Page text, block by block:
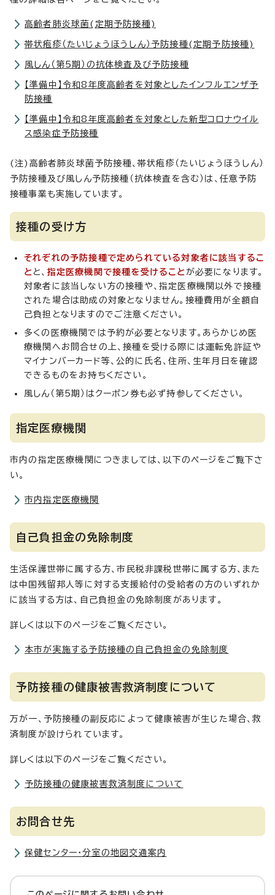
高齢者肺炎球菌(定期予防接種)
帯状疱疹（たいじょうほうしん）予防接種(定期予防接種)
風しん（第5期）の抗体検査及び予防接種
【準備中】令和8年度高齢者を対象としたインフルエンザ予
防接種
【準備中】令和8年度高齢者を対象とした新型コロナウイル
ス感染症予防接種
(注)高齢者肺炎球菌予防接種、帯状疱疹（たいじょうほうしん）
予防接種及び風しん予防接種（抗体検査を含む）は、任意予防
接種事業も実施しています。
接種の受け方
それぞれの予防接種で定められている対象者に該当するこ
と と、 指定医療機関で接種を受けること が必要になります。
対象者に該当しない方の接種や、指定医療機関以外で接種
された場合は助成の対象となりません。接種費用が全額自
己負担となりますのでご注意ください。
多くの医療機関では予約が必要となります。あらかじめ医
療機関へお問合せの上、接種を受ける際には運転免許証や
マイナンバーカード等、公的に氏名、住所、生年月日を確認
できるものをお持ちください。
風しん（第5期）はクーポン券も必ず持参してください。
指定医療機関
市内の指定医療機関につきましては、以下のページをご覧下さ
い。
市内指定医療機関
自己負担金の免除制度
生活保護世帯に属する方、市民税非課税世帯に属する方、また
は中国残留邦人等に対する支援給付の受給者の方のいずれか
に該当する方は、自己負担金の免除制度があります。
詳しくは以下のページをご覧ください。
本市が実施する予防接種の自己負担金の免除制度
予防接種の健康被害救済制度について
万が一、予防接種の副反応によって健康被害が生じた場合、救
済制度が設けられています。
詳しくは以下のページをご覧ください。
予防接種の健康被害救済制度について
お問合せ先
保健センター・分室の地図交通案内